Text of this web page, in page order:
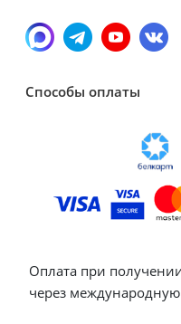
Способы оплаты
Оплата при
через международную